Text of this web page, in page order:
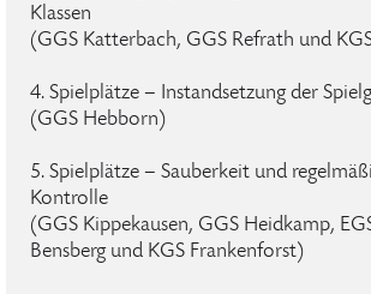
Klassen
(GGS Katterbach, GGS Refrath und
4. Spielplätze – Instandsetzung der
(GGS Hebborn)
5. Spielplätze – Sauberkeit und
Kontrolle
(GGS Kippekausen, GGS Heidkamp,
Bensberg und KGS Frankenforst)